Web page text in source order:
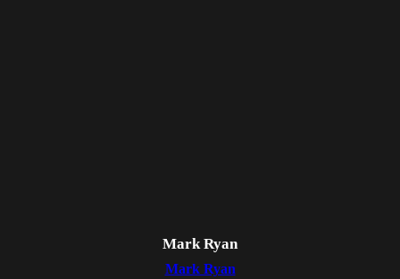
Mark Ryan
Mark Ryan